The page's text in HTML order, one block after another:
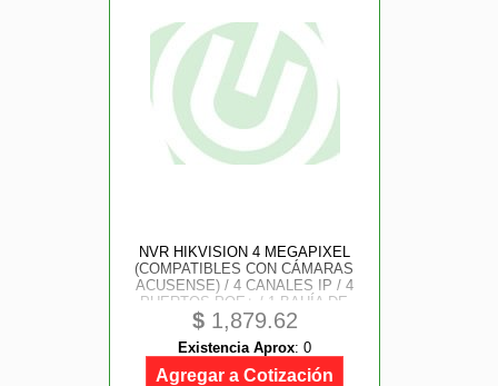
NVR HIKVISION 4 MEGAPIXEL
(COMPATIBLES CON CÁMARAS
ACUSENSE) / 4 CANALES IP / 4
PUERTOS POE+ / 1 BAHÍA DE
DISCO DURO / SALIDA EN FULL
$1,879.62
Existencia Aprox: 0
Agregar a Cotización